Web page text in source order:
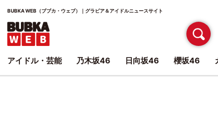
BUBKA WEB（ブブカ・ウェブ）｜グラビア＆アイドルニュースサイト
アイドル・芸能 乃木坂46 日向坂46 櫻坂46